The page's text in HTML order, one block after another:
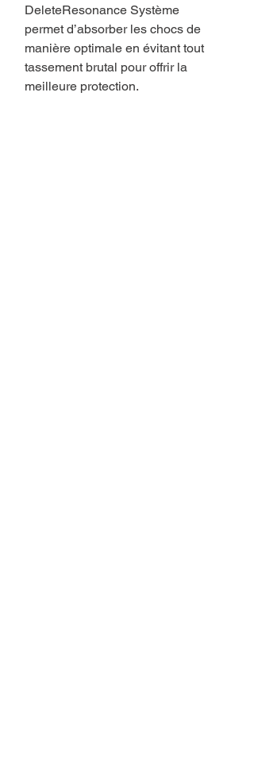
DeleteResonance Système
permet d’absorber les chocs de
manière optimale en évitant tout
tassement brutal pour offrir la
meilleure protection.